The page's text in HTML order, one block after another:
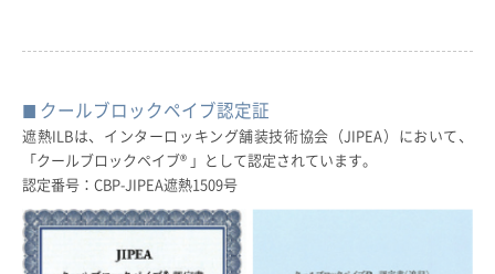
クールブロックペイブ認定証
遮熱ILBは、インターロッキング舗装技術協会（JIPEA）において、
「クールブロックペイブ® 」として認定されています。
認定番号：CBP-JIPEA遮熱1509号